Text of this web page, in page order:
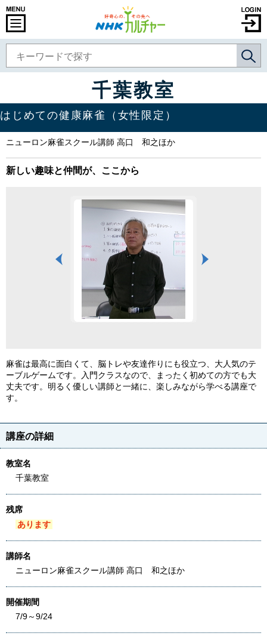
千葉教室
はじめての健康麻雀（女性限定）
ニューロン麻雀スクール講師 高口 和之ほか
新しい趣味と仲間が、ここから
麻雀は最高に面白くて、脳トレや友達作りにも役立つ、大人気のテ
ーブルゲームです。入門クラスなので、まったく初めての方でも大
丈夫です。明るく優しい講師と一緒に、楽しみながら学べる講座で
す。
講座の詳細
教室名
千葉教室
残席
あります
講師名
ニューロン麻雀スクール講師 高口 和之ほか
開催期間
7/9～9/24